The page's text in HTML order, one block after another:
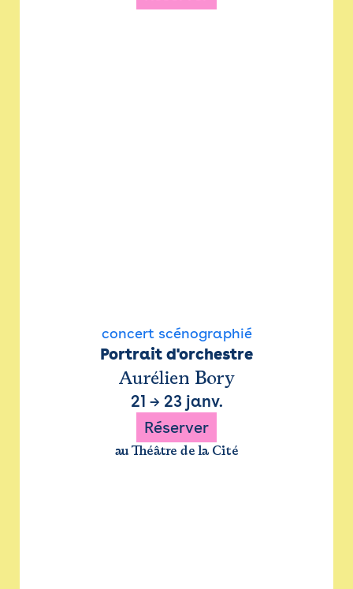
concert scénographié
Portrait d'orchestre
Aurélien Bory
21 → 23 janv.
Réserver
au Théâtre de la Cité